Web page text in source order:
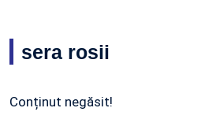
sera rosii
Conținut negăsit!